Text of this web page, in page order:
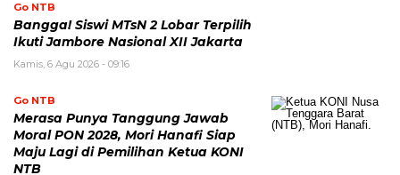
Go NTB
Bangga! Siswi MTsN 2 Lobar Terpilih
Ikuti Jambore Nasional XII Jakarta
Kamis, 6 Agu 2026 - 09:16
Go NTB
Merasa Punya Tanggung Jawab
Moral PON 2028, Mori Hanafi Siap
Maju Lagi di Pemilihan Ketua KONI
NTB